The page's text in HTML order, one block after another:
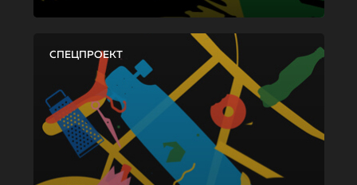
СПЕЦПРОЕКТ